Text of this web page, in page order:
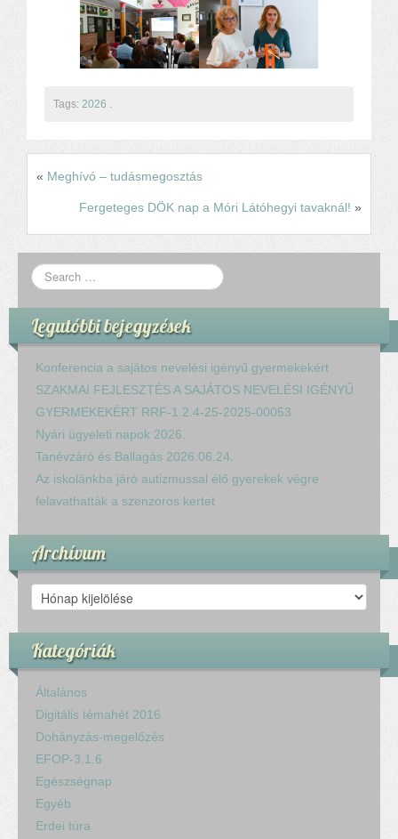
Komplex közlekedés Egészségfejlesztés
Nyelvi vetélkedő
Hagyománnyá tehető iskolai rendezvény
TIOP-1.1.1-12/1
RRF-1.2.4-25-2025-00053
Ökoiskola
Elérhetőségek
Fogadóóra
Tájékoztatás
Tags: 2026
« Meghívó – tudásmegosztás
Fergeteges DÖK nap a Móri Látóhegyi tavaknál! »
Legutóbbi bejegyzések
Konferencia a sajátos nevelési igényű gyermekekért
SZAKMAI FEJLESZTÉS A SAJÁTOS NEVELÉSI IGÉNYŰ
GYERMEKEKÉRT RRF-1.2.4-25-2025-00053
Nyári ügyeleti napok 2026.
Tanévzáró és Ballagás 2026.06.24.
Az iskolánkba járó autizmussal élő gyerekek végre
felavathatták a szenzoros kertet
Archívum
Archívum
Kategóriák
Általános
Digitális témahét 2016
Dohányzás-megelőzés
EFOP-3.1.6
Egészségnap
Egyéb
Erdei túra